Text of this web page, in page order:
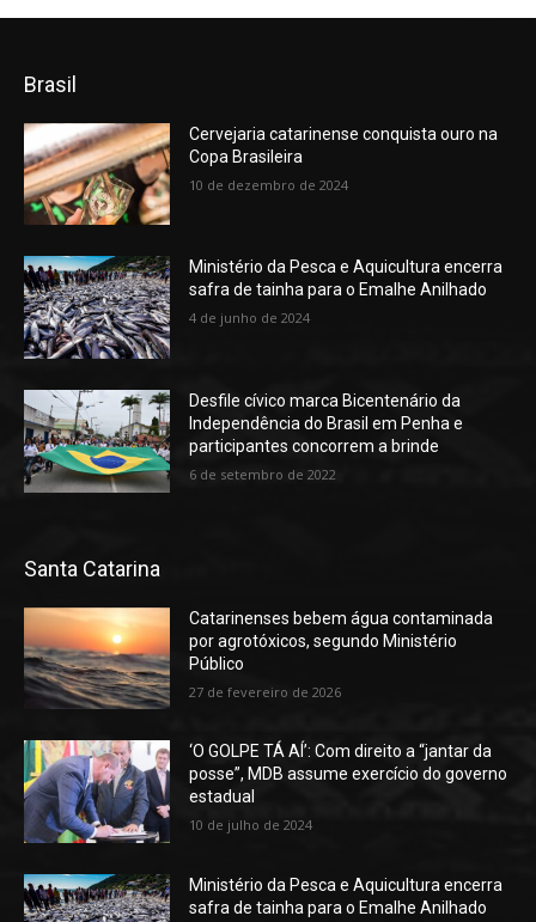
Brasil
Cervejaria catarinense conquista ouro na
Copa Brasileira
10 de dezembro de 2024
Ministério da Pesca e Aquicultura encerra
safra de tainha para o Emalhe Anilhado
4 de junho de 2024
Desfile cívico marca Bicentenário da
Independência do Brasil em Penha e
participantes concorrem a brinde
6 de setembro de 2022
Santa Catarina
Catarinenses bebem água contaminada
por agrotóxicos, segundo Ministério
Público
27 de fevereiro de 2026
‘O GOLPE TÁ AÍ’: Com direito a “jantar da
posse”, MDB assume exercício do governo
estadual
10 de julho de 2024
Ministério da Pesca e Aquicultura encerra
safra de tainha para o Emalhe Anilhado